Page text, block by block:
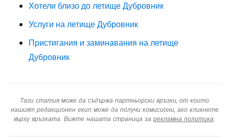
Хотели близо до летище Дубровник
Услуги на летище Дубровник
Пристигания и заминавания на летище
Дубровник
Тази статия може да съдържа партньорски връзки, от които
нашият редакционен екип може да получи комисиони, ако кликнете
върху връзката. Вижте нашата страница за рекламна политика.